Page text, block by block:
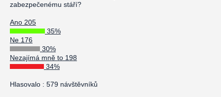
zabezpečenému stáří?
Ano 205
35%
Ne 176
30%
Nezajímá mně to 198
34%
Hlasovalo : 579 návštěvníků